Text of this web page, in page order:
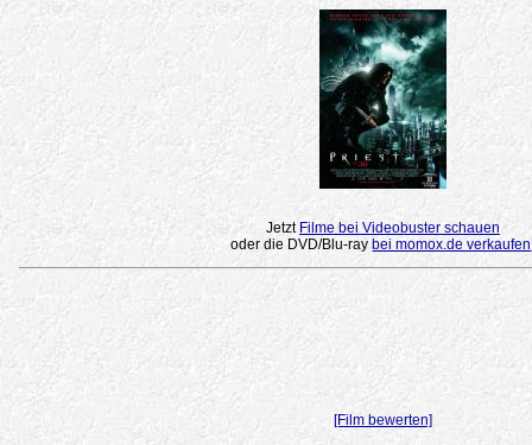
Jetzt Filme bei Videobuster schauen
oder die DVD/Blu-raybei momox.de verkaufen
[Film bewerten]